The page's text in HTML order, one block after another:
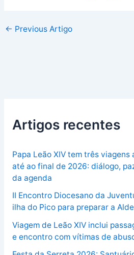
← Previous Artigo
Artigos recentes
Papa Leão XIV tem três
até ao final de 2026: diálogo,
da agenda
II Encontro Diocesano da
ilha do Pico para preparar a
Viagem de Leão XIV inclui
e encontro com vítimas de